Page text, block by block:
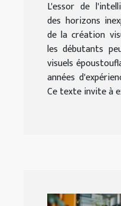
L'essor de
des horizons
de la création
les débutants
visuels
années
Ce texte invite à